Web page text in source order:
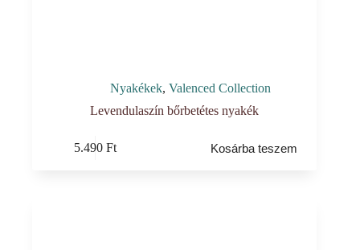
Nyakékek,Valenced Collection
Levendulaszín bőrbetétes nyakék
5.490Ft Kosárba teszem